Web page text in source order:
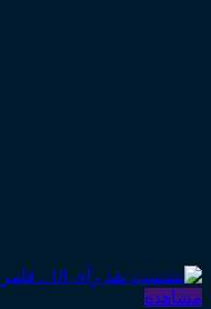
مشاهده